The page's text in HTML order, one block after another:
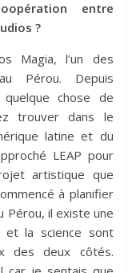
entre
?
Magia, l’un des
Pérou. Depuis
chose de
trouver dans le
latine et du
LEAP pour
artistique que
à planifier
Pérou, il existe une
et la science sont
des deux côtés.